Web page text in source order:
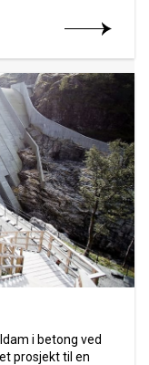
i betong ved
prosjekt til en